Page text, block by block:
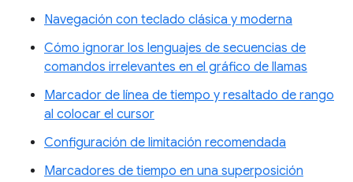
Navegación con teclado clásica y moderna
Cómo ignorar los lenguajes de secuencias de
comandos irrelevantes en el gráfico de llamas
Marcador de línea de tiempo y resaltado de rango
al colocar el cursor
Configuración de limitación recomendada
Marcadores de tiempo en una superposición